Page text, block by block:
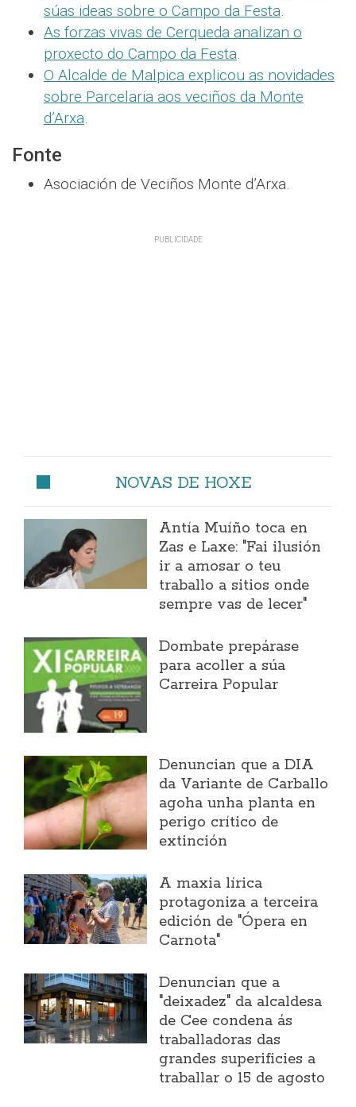
súas ideas sobre o Campo da Festa.
As forzas vivas de Cerqueda analizan o
proxecto do Campo da Festa.
O Alcalde de Malpica explicou as novidades
sobre Parcelaria aos veciños da Monte
d’Arxa.
Fonte
Asociación de Veciños Monte d’Arxa.
NOVAS DE HOXE
Antía Muíño toca en
Zas e Laxe: "Fai ilusión
ir a amosar o teu
traballo a sitios onde
sempre vas de lecer"
Dombate prepárase
para acoller a súa
Carreira Popular
Denuncian que a DIA
da Variante de Carballo
agoha unha planta en
perigo crítico de
extinción
A maxia lírica
protagoniza a terceira
edición de "Ópera en
Carnota"
Denuncian que a
"deixadez" da alcaldesa
de Cee condena ás
traballadoras das
grandes superificies a
traballar o 15 de agosto